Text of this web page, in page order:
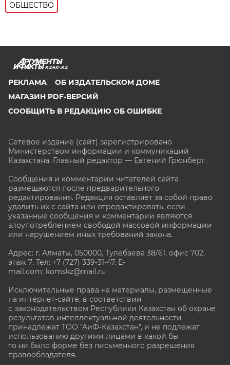
ОБЩЕСТВО
KZAIF.KZ
РЕКЛАМА
ОБ ИЗДАТЕЛЬСКОМ ДОМЕ
МАГАЗИН PDF-ВЕРСИЙ
СООБЩИТЬ В РЕДАКЦИЮ ОБ ОШИБКЕ
Сетевое издание (сайт) зарегистрировано
Министерством информации и коммуникаций
Казахстана. Главный редактор — Евгений Грюнберг.
Сообщения и комментарии читателей сайта
размещаются после предварительного
редактирования. Редакция оставляет за собой право
удалить их с сайта или отредактировать, если
указанные сообщения и комментарии являются
злоупотреблением свободой массовой информации
или нарушением иных требований закона.
Адрес: г. Алматы, 050000, Тулебаева 38/61, офис 702,
этаж 7. Тел: +7 (727) 339-31-47. E-
mail.com: komskz@mail.ru
Исключительные права на материалы, размещённые
на интернет-сайте, в соответствии
с законодательством Республики Казахстан об охране
результатов интеллектуальной деятельности
принадлежат ТОО "АиФ-Казахстан", и не подлежат
использованию другими лицами в какой бы
то ни было форме без письменного разрешения
правообладателя.